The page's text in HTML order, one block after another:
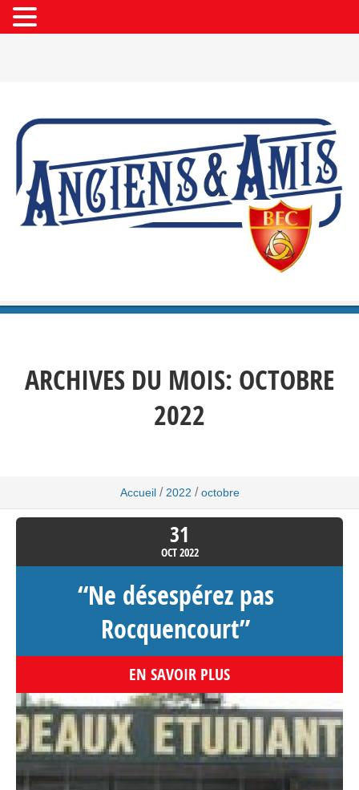
ARCHIVES DU MOIS: OCTOBRE
2022
Accueil / 2022 / octobre
31
OCT2022
“Ne désespérez pas
Rocquencourt”
EN SAVOIR PLUS